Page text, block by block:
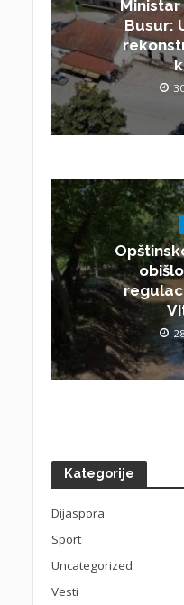
Ministar
Busur:
Kategorije
Dijaspora
Sport
Uncategorized
Vesti